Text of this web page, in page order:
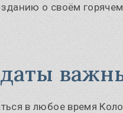
о своём
в любое время